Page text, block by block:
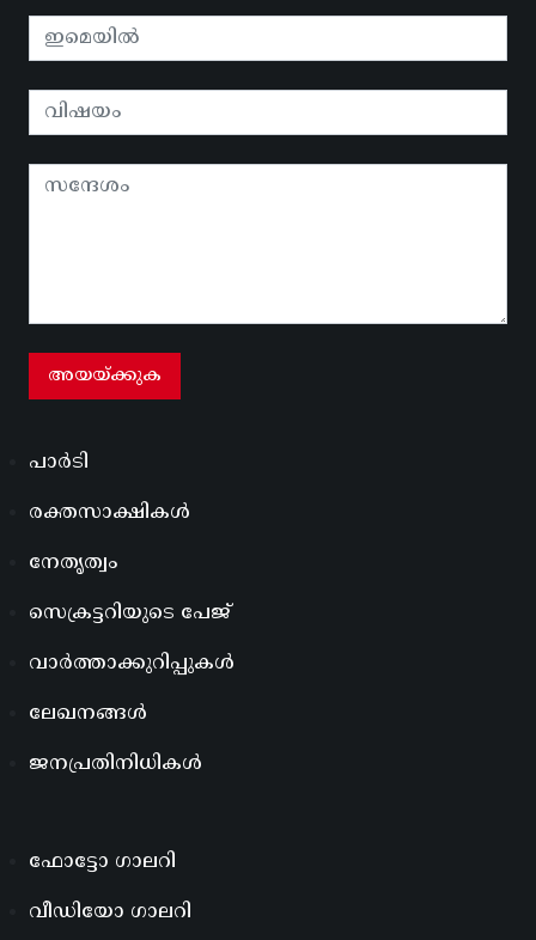
പാർടി
രക്തസാക്ഷികൾ
നേതൃത്വം
സെക്രട്ടറിയുടെ പേജ്
വാർത്താക്കുറിപ്പുകൾ
ലേഖനങ്ങൾ
ജനപ്രതിനിധികൾ
ഫോട്ടോ ഗാലറി
വീഡിയോ ഗാലറി